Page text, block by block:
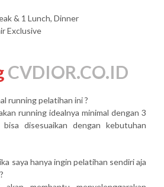
& 1 Lunch, Dinner
Exclusive
CVDIOR.CO.ID
running pelatihan ini ?
running idealnya minimal dengan 3
disesuaikan dengan kebutuhan
saya hanya ingin pelatihan sendiri aja